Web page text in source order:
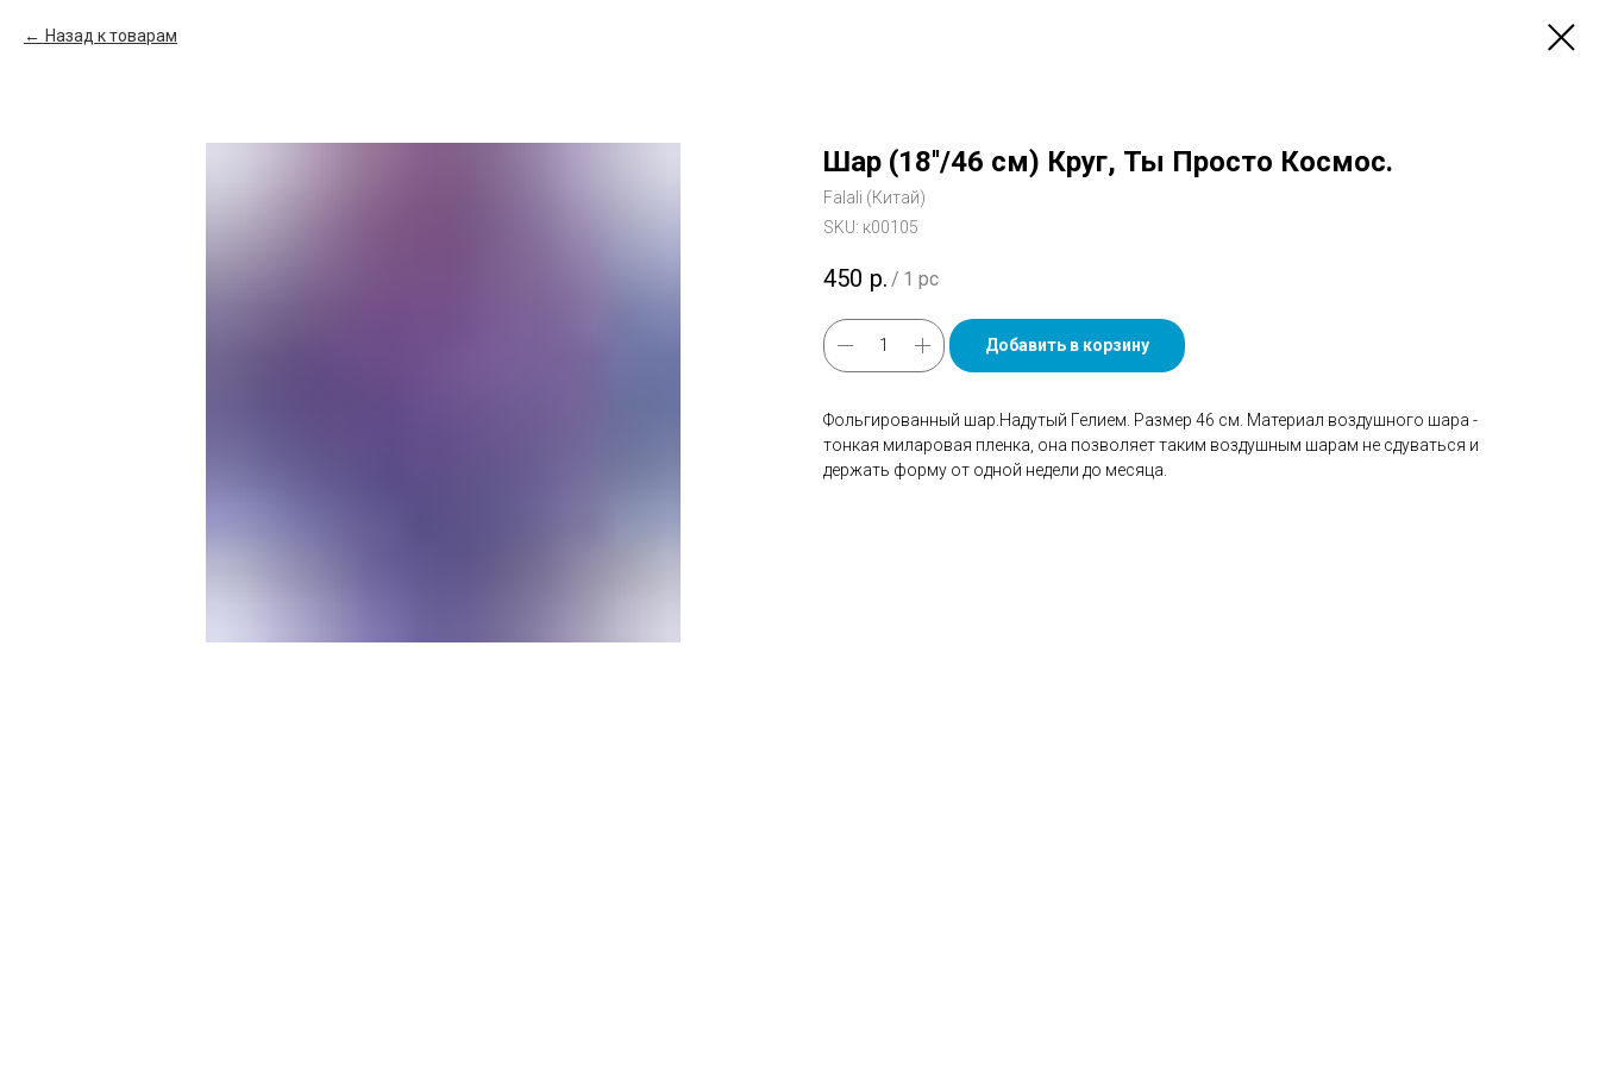
Назад к товарам
Шар (18''/46 см) Круг, Ты Просто Космос.
Falali (Китай)
SKU: к00105
450 р. / 1 pc
Добавить в корзину
Фольгированный шар.Надутый Гелием. Размер 46 см. Материал воздушного шара -
тонкая миларовая пленка, она позволяет таким воздушным шарам не сдуваться и
держать форму от одной недели до месяца.